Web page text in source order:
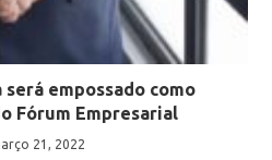
empossado como
Fórum Empresarial
21, 2022